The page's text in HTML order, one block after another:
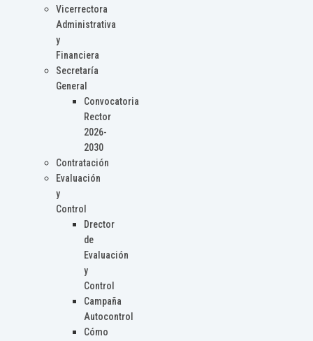
Vicerrectora
Administrativa
y
Financiera
Secretaría
General
Convocatoria
Rector
2026-
2030
Contratación
Evaluación
y
Control
Drector
de
Evaluación
y
Control
Campaña
Autocontrol
Cómo